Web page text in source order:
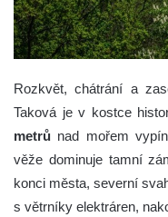
Rozkvět, chátrání a
Taková je v kostce
metrů nad mořem
věže dominuje tamní
konci města, severní
s větrníky elektráren,